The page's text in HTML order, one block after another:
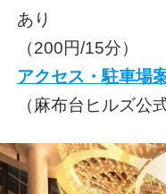
あり
（200円/15分）
アクセス・駐車場
（麻布台ヒルズ公